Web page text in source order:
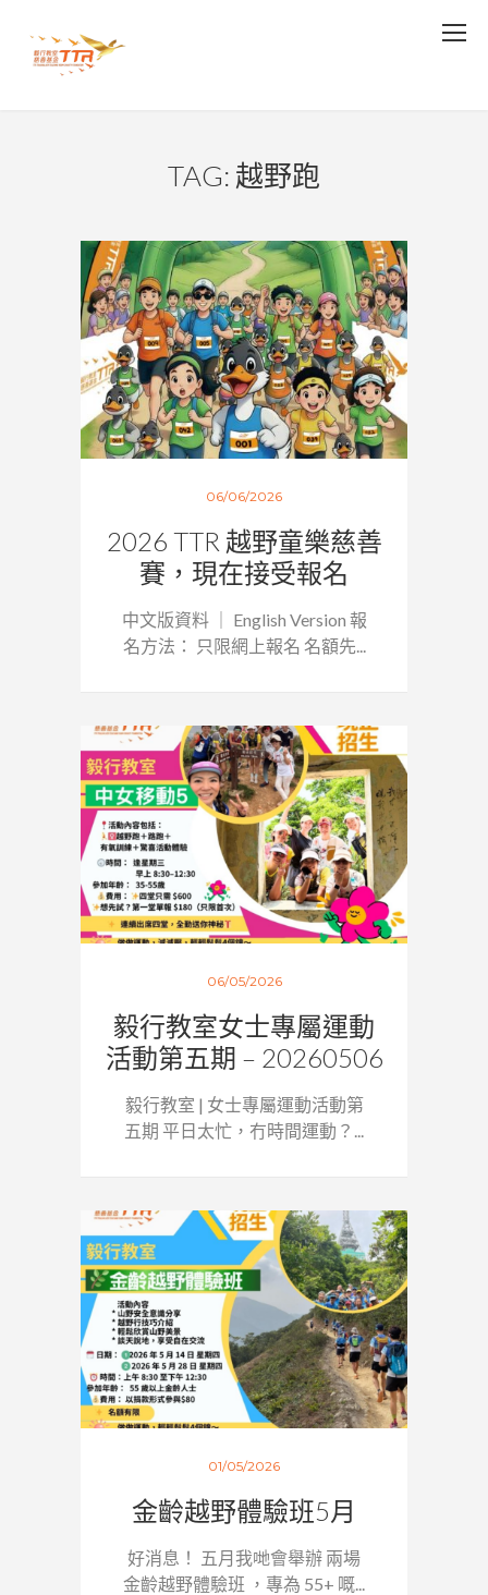
TAG: 越野跑
06/06/2026
2026 TTR 越野童樂慈善
賽，現在接受報名
中文版資料 ｜ English Version 報
名方法： 只限網上報名 名額先...
06/05/2026
毅行教室女士專屬運動
活動第五期 – 20260506
毅行教室 | 女士專屬運動活動第
五期 平日太忙，冇時間運動？...
01/05/2026
金齡越野體驗班5月
好消息！ 五月我哋會舉辦 兩場
金齡越野體驗班 ，專為 55+ 嘅...